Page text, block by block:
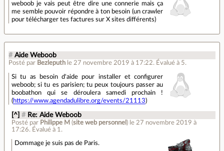
weboob je vais peut être dire une connerie mais ça
me semble pouvoir répondre à ton besoin (un crawler
pour télécharger tes factures sur X sites différents)
# Aide Weboob
Posté par Bezleputh le 27 novembre 2019 à 17:22. Évalué à 5.
Si tu as besoin d'aide pour installer et configurer
weboob; si tu es parisien; tu peux toujours passer au
boobathon qui se déroulera samedi prochain !
(https://www.agendadulibre.org/events/21113)
[^] # Re: Aide Weboob
Posté par Philippe M (site web personnel ) le 27 novembre 2019 à
17:26. Évalué à 1 .
Dommage je suis pas de Paris.